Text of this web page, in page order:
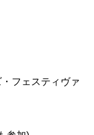
フェスティヴァ